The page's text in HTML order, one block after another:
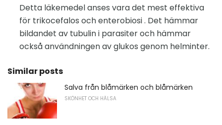
Detta läkemedel anses vara det mest effektiva
för trikocefalos och enterobiosi . Det hämmar
bildandet av tubulin i parasiter och hämmar
också användningen av glukos genom helminter.
Similar posts
Salva från blåmärken och blåmärken
SKÖNHET OCH HÄLSA